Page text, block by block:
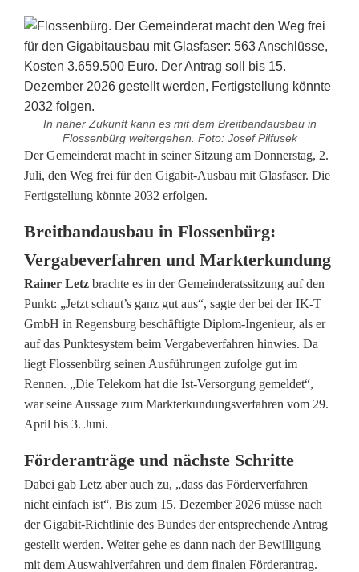
In naher Zukunft kann es mit dem Breitbandausbau in
Flossenbürg weitergehen. Foto: Josef Pilfusek
G
e
e
i
n
d
e
r
a
t
e
b
n
Der Gemeinderat macht in seiner Sitzung am Donnerstag, 2.
Juli, den Weg frei für den Gigabit-Ausbau mit Glasfaser. Die
Fertigstellung könnte 2032 erfolgen.
Breitbandausbau in Flossenbürg:
Vergabeverfahren und Markterkundung
Rainer Letz brachte es in der Gemeinderatssitzung auf den
Punkt: „Jetzt schaut’s ganz gut aus“, sagte der bei der IK-T
GmbH in Regensburg beschäftigte Diplom-Ingenieur, als er
auf das Punktesystem beim Vergabeverfahren hinwies. Da
liegt Flossenbürg seinen Ausführungen zufolge gut im
Rennen. „Die Telekom hat die Ist-Versorgung gemeldet“,
war seine Aussage zum Markterkundungsverfahren vom 29.
April bis 3. Juni.
Förderanträge und nächste Schritte
Dabei gab Letz aber auch zu, „dass das Förderverfahren
nicht einfach ist“. Bis zum 15. Dezember 2026 müsse nach
der Gigabit-Richtlinie des Bundes der entsprechende Antrag
gestellt werden. Weiter gehe es dann nach der Bewilligung
mit dem Auswahlverfahren und dem finalen Förderantrag.